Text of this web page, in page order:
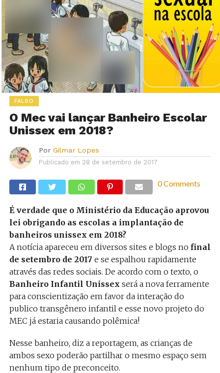
FALSO
O Mec vai lançar Banheiro Escolar
Unissex em 2018?
Por Gilmar Lopes
Publicado em 28 de setembro de 2017
0 Comments
É verdade que o Ministério da Educação aprovou
lei obrigando as escolas a implantação de
banheiros unissex em 2018?
A notícia apareceu em diversos sites e blogs no final
de setembro de 2017 e se espalhou rapidamente
através das redes sociais. De acordo com o texto, o
Banheiro Infantil Unissex será a nova ferramente
para conscientização em favor da interação do
publico transgênero infantil e esse novo projeto do
MEC já estaria causando polêmica!
Nesse banheiro, diz a reportagem, as crianças de
ambos sexo poderão partilhar o mesmo espaço sem
nenhum tipo de preconceito.